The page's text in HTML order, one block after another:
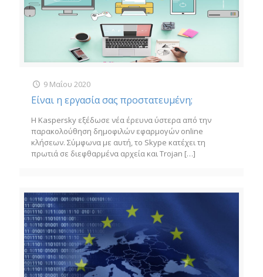
9 Μαΐου 2020
Είναι η εργασία σας προστατευμένη;
Η Kaspersky εξέδωσε νέα έρευνα ύστερα από την
παρακολούθηση δημοφιλών εφαρμογών online
κλήσεων. Σύμφωνα με αυτή, το Skype κατέχει τη
πρωτιά σε διεφθαρμένα αρχεία και Trojan […]